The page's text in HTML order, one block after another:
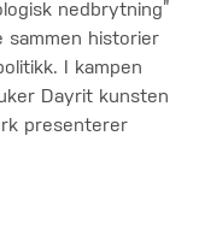
nedbrytning”
sammen historier
I kampen
Dayrit kunsten
presenterer